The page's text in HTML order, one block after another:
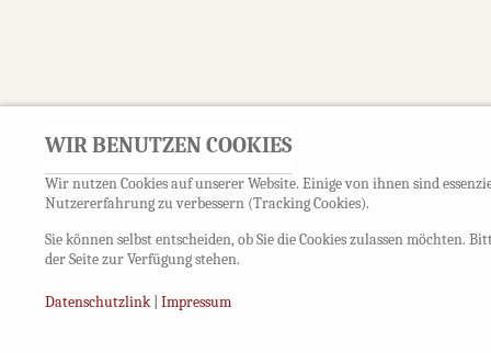
WIR BENUTZEN COOKIES
Wir nutzen Cookies auf unserer Website. Einige von ihnen sind
Nutzererfahrung zu verbessern (Tracking Cookies).
Sie können selbst entscheiden, ob Sie die Cookies zulassen
der Seite zur Verfügung stehen.
Datenschutzlink Impressum